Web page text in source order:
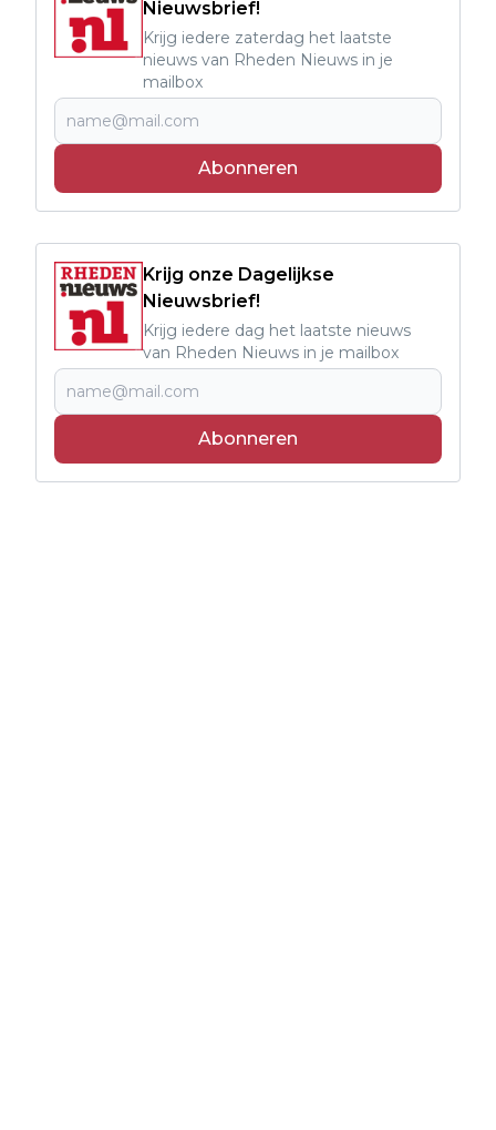
Nieuwsbrief!
Krijg iedere zaterdag het laatste
nieuws van Rheden Nieuws in je
mailbox
Abonneren
Krijg onze Dagelijkse
Nieuwsbrief!
Krijg iedere dag het laatste nieuws
van Rheden Nieuws in je mailbox
Abonneren